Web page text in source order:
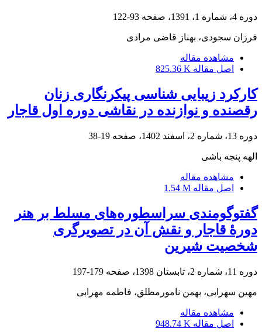
دوره 4، شماره 1، 1391، صفحه 93-122
فرزان سجودی، بهناز قاضی مرادی
مشاهده مقاله
اصل مقاله 825.36 K
کارکرد زیبایی شناسی پیکرنگاری زنان
رقصنده و نوازنده در نقاشی دوره اول قاجار
دوره 13، شماره 2، اسفند 1402، صفحه 19-38
الهه پنجه باشی
مشاهده مقاله
اصل مقاله 1.54 M
گفت‏وگومندی سراسطوره‌های مسلط بر هنر
دورۀ‏ قاجار و نقش آن در تصویرگری
شخصیت شیرین
دوره 11، شماره 2، تابستان 1398، صفحه 179-197
مهین سهرابی، بهمن نامورمطلق، فاطمه مهرابی
مشاهده مقاله
اصل مقاله 948.74 K